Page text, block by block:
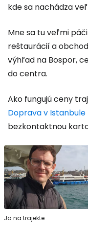
kde sa nachádza
Mne sa tu veľmi
reštaurácií a
výhľad na Bospor,
do centra.
Ako fungujú ceny
Doprava v Istanbule
bezkontaktnou
Ja na trajekte